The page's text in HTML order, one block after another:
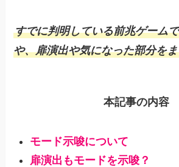
すでに判明している前兆ゲーム
や、扉演出や気になった部分を
本記事の内容
モード示唆について
扉演出もモードを示唆？